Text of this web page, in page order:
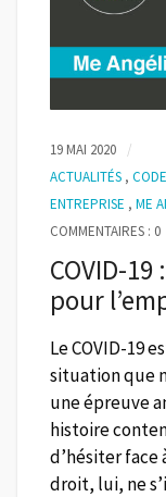
19 MAI 2020
ACTUALITÉS ,
ENTREPRISE , ME
COMMENTAIRES : 0
COVID-
pour
Le COVID-19
situation que
une épreuve
histoire
d’hésiter
droit, lui, ne